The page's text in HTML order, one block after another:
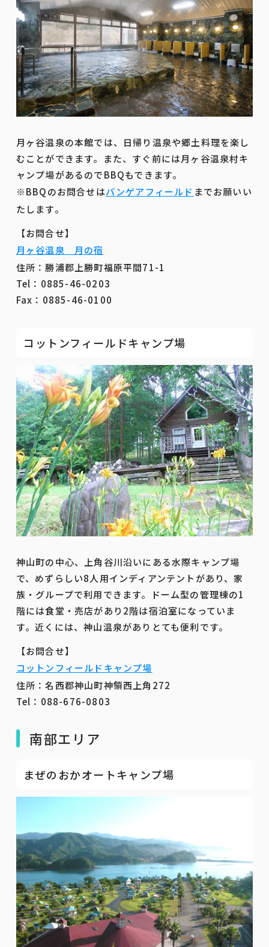
月ヶ谷温泉の本館では、日帰り温泉や郷土料理を楽し
むことができます。また、すぐ前には月ヶ谷温泉村キ
ャンプ場があるのでBBQもできます。
※BBQのお問合せはパンゲアフィールド までお願いい
たします。
【お問合せ】
月ヶ谷温泉 月の宿
住所：勝浦郡上勝町福原平間71-1
Tel：0885-46-0203
Fax：0885-46-0100
コットンフィールドキャンプ場
神山町の中心、上角谷川沿いにある水際キャンプ場
で、めずらしい8人用インディアンテントがあり、家
族・グループで利用できます。ドーム型の管理棟の1
階には食堂・売店があり2階は宿泊室になっていま
す。近くには、神山温泉がありとても便利です。
【お問合せ】
コットンフィールドキャンプ場
住所：名西郡神山町神領西上角272
Tel：088-676-0803
南部エリア
まぜのおかオートキャンプ場